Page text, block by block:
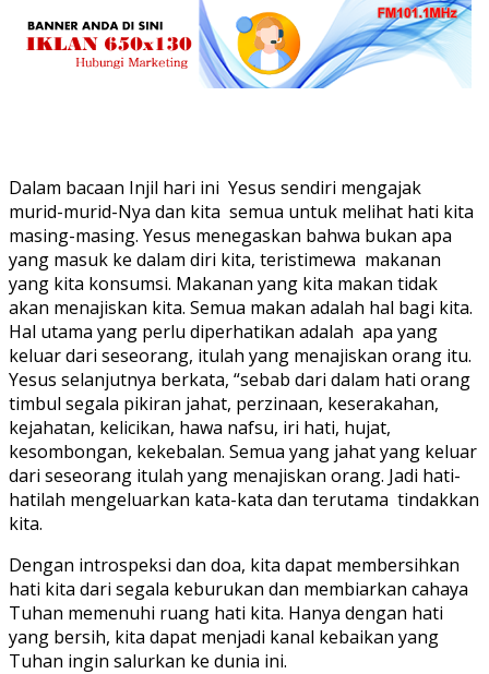
Dalam bacaan Injil hari ini Yesus sendiri mengajak
murid-murid-Nya dan kita semua untuk melihat hati kita
masing-masing. Yesus menegaskan bahwa bukan apa
yang masuk ke dalam diri kita, teristimewa makanan
yang kita konsumsi. Makanan yang kita makan tidak
akan menajiskan kita. Semua makan adalah hal bagi kita.
Hal utama yang perlu diperhatikan adalah apa yang
keluar dari seseorang, itulah yang menajiskan orang itu.
Yesus selanjutnya berkata, “sebab dari dalam hati orang
timbul segala pikiran jahat, perzinaan, keserakahan,
kejahatan, kelicikan, hawa nafsu, iri hati, hujat,
kesombongan, kekebalan. Semua yang jahat yang keluar
dari seseorang itulah yang menajiskan orang. Jadi hati-
hatilah mengeluarkan kata-kata dan terutama tindakkan
kita.
Dengan introspeksi dan doa, kita dapat membersihkan
hati kita dari segala keburukan dan membiarkan cahaya
Tuhan memenuhi ruang hati kita. Hanya dengan hati
yang bersih, kita dapat menjadi kanal kebaikan yang
Tuhan ingin salurkan ke dunia ini.